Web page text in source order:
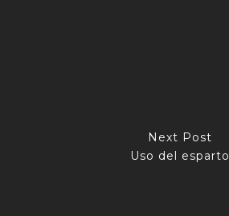
Next Post
Uso del esparto